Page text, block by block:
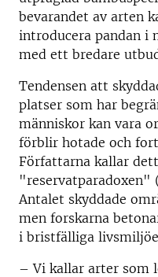
bevarandet av arten
introducera pandan i
med ett bredare
Tendensen att
platser som har
människor kan vara
förblir hotade och
Författarna kallar
"reservatparadoxen"
Antalet skyddade
men forskarna
i bristfälliga
– Vi kallar arter som